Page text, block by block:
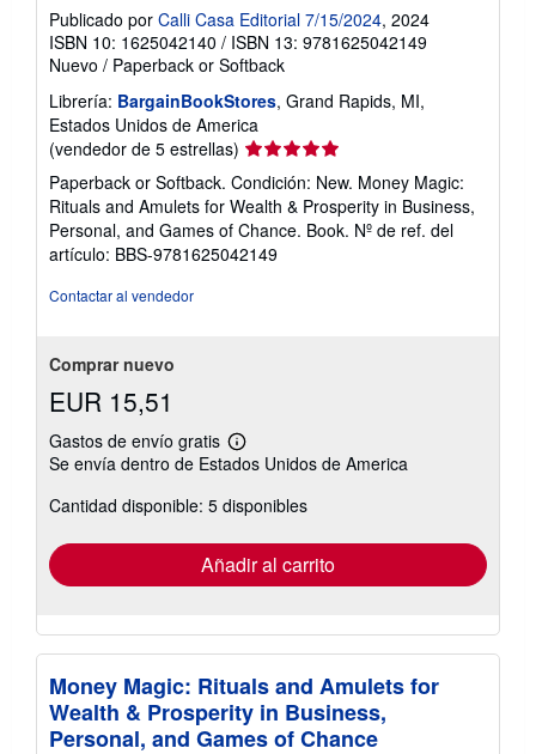
Publicado por Calli Casa Editorial 7/15/2024, 2024
ISBN 10: 1625042140 / ISBN 13: 9781625042149
Nuevo / Paperback or Softback
Librería: BargainBookStores, Grand Rapids, MI,
Estados Unidos de America
(vendedor de 5 estrellas) Calificación
vendedor:
5
de
5
Paperback or Softback. Condición: New. Money Magic:
Rituals and Amulets for Wealth & Prosperity in Business,
Personal, and Games of Chance. Book. Nº de ref. del
artículo: BBS-9781625042149
Contactar al vendedor
Comprar nuevo
EUR 15,51
Gastos de envío gratis
Más
información
las
tarifas
envío
Se envía dentro de Estados Unidos de America
Cantidad disponible: 5 disponibles
Añadir al carrito
Money Magic: Rituals and Amulets for
Wealth & Prosperity in Business,
Personal, and Games of Chance